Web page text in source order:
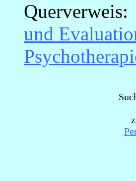
Querverweis:
und